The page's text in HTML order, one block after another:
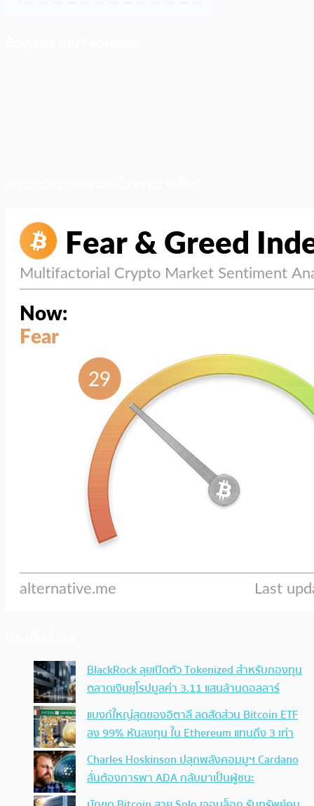
BlackRock ลุยเปิดตัว Tokenized สำหรับกองทุน
ตลาดเงินยุโรปมูลค่า 3.11 แสนล้านดอลลาร์
แบงก์ใหญ่สุดของอิตาลี ลดสัดส่วน Bitcoin ETF
ลง 99% หันลงทุน ใน Ethereum แทนถึง 3 เท่า
Charles Hoskinson ปลุกพลังคอมมูฯ Cardano
ลั่นต้องการพา ADA กลับมาเป็นผู้ชนะ